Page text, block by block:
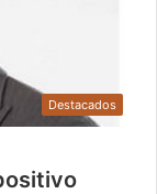
Destacados